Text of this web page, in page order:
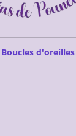
Boucles d'oreilles